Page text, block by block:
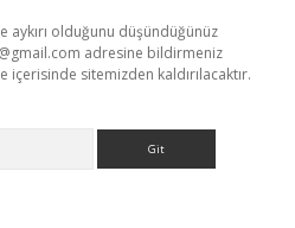
aykırı olduğunu düşündüğünüz
adresine bildirmeniz
sitemizden kaldırılacaktır.